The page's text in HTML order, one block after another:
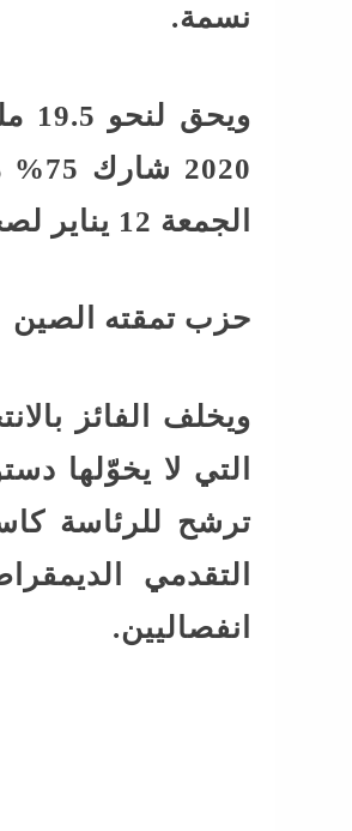
نسمة.
الجمعة 12 يناير لصحيفة “ذا غارديان” The Guardian البريطانية.
حزب تمقته الصين
التي لا يخوّلها
ترشح للرئاسة
التقدمي
انفصاليين.